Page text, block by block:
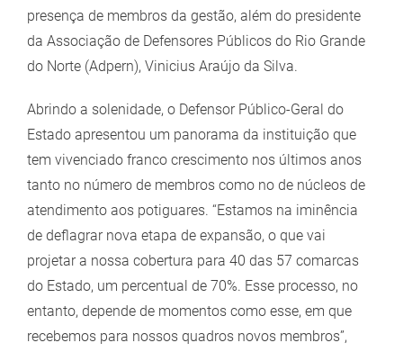
presença de membros da gestão, além do presidente
da Associação de Defensores Públicos do Rio Grande
do Norte (Adpern), Vinicius Araújo da Silva.
Abrindo a solenidade, o Defensor Público-Geral do
Estado apresentou um panorama da instituição que
tem vivenciado franco crescimento nos últimos anos
tanto no número de membros como no de núcleos de
atendimento aos potiguares. “Estamos na iminência
de deflagrar nova etapa de expansão, o que vai
projetar a nossa cobertura para 40 das 57 comarcas
do Estado, um percentual de 70%. Esse processo, no
entanto, depende de momentos como esse, em que
recebemos para nossos quadros novos membros”,